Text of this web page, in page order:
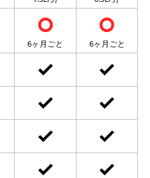
6ヶ月ごと
6ヶ月ごと